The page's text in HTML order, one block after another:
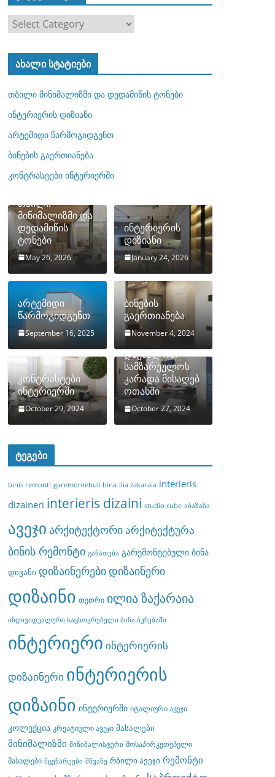
ტ
ო
რ
ბ
ი
ახალი სტატიები
თბილი მინიმალიზმი და დედამიწის ტონები
ინტერიერის დიზიანი
არტემიდი წარმოგიდგენთ
ბინების გაერთიანება
კონტრასტები ინტერიერში
თბილი
მინიმალიზმი და
დედამიწის
ტონები
May 26, 2026
ინტერიერის
დიზიანი
January 24, 2026
არტემიდი
წარმოგიდგენთ
September 16, 2025
ბინების
გაერთიანება
November 4, 2024
კონტრასტები
ინტერიერში
October 29, 2024
როგორ
დავმალოთ
სამზარეულოს
კარადა მისაღებ
ოთახში
October 27, 2024
ტეგები
binis remonti garemontebuli bina ilia zakaraia interieris
dizaineri interieris dizaini studio cube აბაზანა
ავეჯი არქიტექტორიარქიტექტურა
ბინის რემონტი განათება გარემონტებული ბინა
დივანი დიზაინერებიდიზაინერი
დიზაინი თეთრი ილია ზაქარაია
ინდივიდუალური საცხოვრებელი ბინა ბუნებაში
ინტერიერი ინტერიერის
დიზაინერი ინტერიერის
დიზაინი ინტერიერში იტალიური ავეჯი
კოლექცია კრეატიული ავეჯი მასალები
მინიმალიზმი მინიმალისტური მოსაპირკეთებელი
მასალები მცენარეები მწვანე რბილი ავეჯი რემონტი